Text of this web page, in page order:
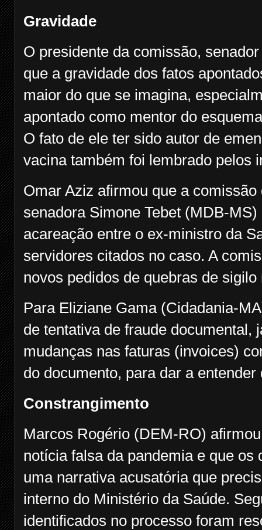
Gravidade
O presidente da comissão,
que a gravidade dos fatos
maior do que se imagina,
apontado como mentor do
O fato de ele ter sido autor de
vacina também foi lembrado pelos
Omar Aziz afirmou que a
senadora Simone Tebet (MDB-
acareação entre o ex-ministro da
servidores citados no caso. A
novos pedidos de quebras de
Para Eliziane Gama (Cidadania-
de tentativa de fraude documental,
mudanças nas faturas (invoices)
do documento, para dar a
Constrangimento
Marcos Rogério (DEM-RO)
notícia falsa da pandemia e que os
uma narrativa acusatória que
interno do Ministério da Saúde.
identificados no processo foram